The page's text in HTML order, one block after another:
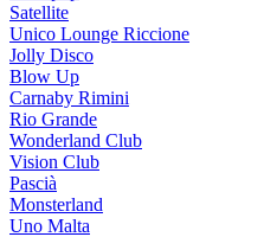
Satellite
Unico Lounge Riccione
Jolly Disco
Blow Up
Carnaby Rimini
Rio Grande
Wonderland Club
Vision Club
Pascià
Monsterland
Uno Malta